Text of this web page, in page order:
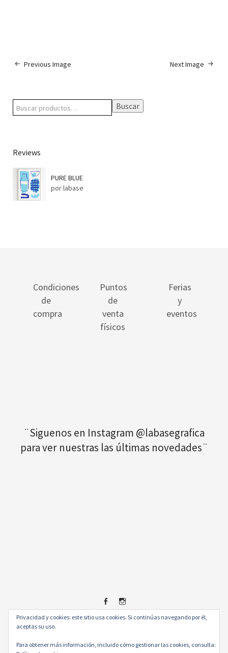
Next Image
Previous Image
Buscar
Reviews
PURE BLUE
por labase
Condiciones
de
compra
Puntos
de
venta
físicos
Ferias
y
eventos
¨Siguenos en Instagram @labasegrafica
para ver nuestras las últimas novedades¨
FacebookInstagram
© 2026.
Privacidad y cookies: este sitio usa cookies. Si continúas navegando por él,
aceptas su uso.
Para obtener más información, incluido cómo gestionar las cookies, consulta: